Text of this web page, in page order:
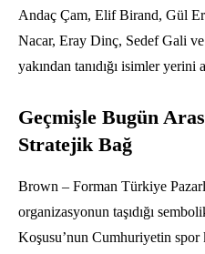
Andaç Çam, Elif Birand, Gül
Nacar, Eray Dinç, Sedef Gali
yakından tanıdığı isimler
Geçmişle Bugün
Stratejik Bağ
Brown – Forman Türkiye
organizasyonun taşıdığı
Koşusu’nun Cumhuriyetin